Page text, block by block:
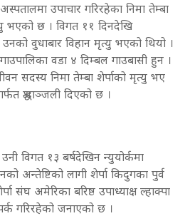
उपाचार गरिरहेका निमा तेम्बा
भएको छ । विगत ११ दिनदेखि
वुधाबार विहान मृत्यु भएको थियो ।
वडा ४ दिम्बल गाउबासी हुन ।
सदस्य निमा तेम्बा शेर्पाको मृत्यु भए
श्रद्धाञ्जली दिएको छ ।
विगत १३ बर्षदेखिन न्युयोर्कमा
अन्तेष्टिको लागी शेर्पा किदुगका पुर्व
संघ अमेरिका बरिष्ठ उपाध्याक्ष ल्हाक्पा
गरिरहेको जनाएको छ ।